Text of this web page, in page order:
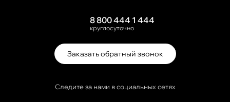
8 800 444 1 444
круглосуточно
Заказать обратный звонок
Следите за нами в социальных сетях